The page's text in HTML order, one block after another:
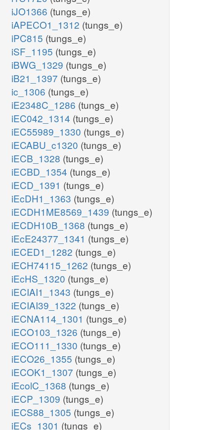
iJO1366 (tungs_e)
iAPECO1_1312 (tungs_e)
iPC815 (tungs_e)
iSF_1195 (tungs_e)
iBWG_1329 (tungs_e)
iB21_1397 (tungs_e)
ic_1306 (tungs_e)
iE2348C_1286 (tungs_e)
iEC042_1314 (tungs_e)
iEC55989_1330 (tungs_e)
iECABU_c1320 (tungs_e)
iECB_1328 (tungs_e)
iECBD_1354 (tungs_e)
iECD_1391 (tungs_e)
iEcDH1_1363 (tungs_e)
iECDH1ME8569_1439 (tungs_e)
iECDH10B_1368 (tungs_e)
iEcE24377_1341 (tungs_e)
iECED1_1282 (tungs_e)
iECH74115_1262 (tungs_e)
iEcHS_1320 (tungs_e)
iECIAI1_1343 (tungs_e)
iECIAI39_1322 (tungs_e)
iECNA114_1301 (tungs_e)
iECO103_1326 (tungs_e)
iECO111_1330 (tungs_e)
iECO26_1355 (tungs_e)
iECOK1_1307 (tungs_e)
iEcolC_1368 (tungs_e)
iECP_1309 (tungs_e)
iECS88_1305 (tungs_e)
iECs_1301 (tungs_e)